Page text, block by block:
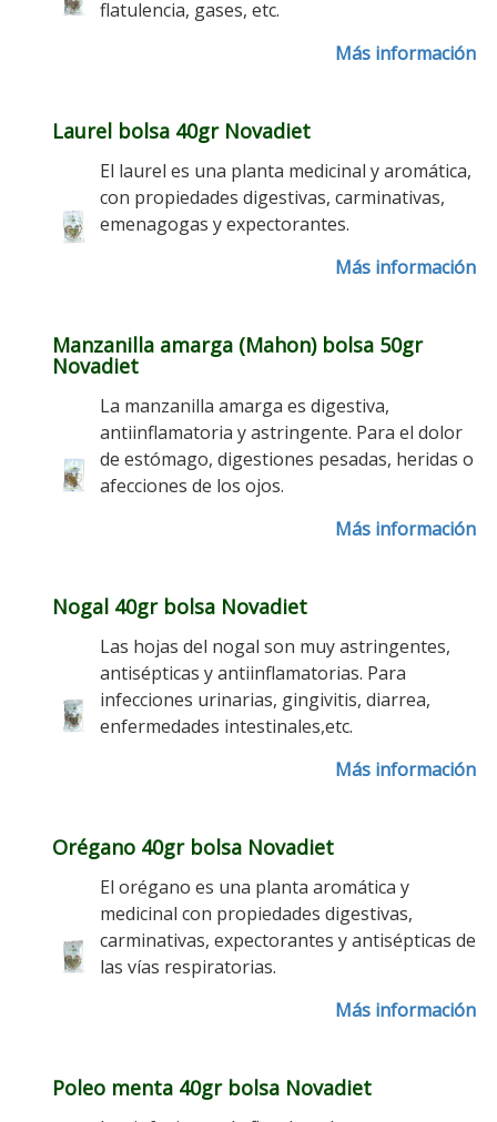
flatulencia, gases, etc.
Más información
Laurel bolsa 40gr Novadiet
El laurel es una planta medicinal y aromática,
con propiedades digestivas, carminativas,
emenagogas y expectorantes.
Más información
Manzanilla amarga (Mahon) bolsa 50gr
Novadiet
La manzanilla amarga es digestiva,
antiinflamatoria y astringente. Para el dolor
de estómago, digestiones pesadas, heridas o
afecciones de los ojos.
Más información
Nogal 40gr bolsa Novadiet
Las hojas del nogal son muy astringentes,
antisépticas y antiinflamatorias. Para
infecciones urinarias, gingivitis, diarrea,
enfermedades intestinales,etc.
Más información
Orégano 40gr bolsa Novadiet
El orégano es una planta aromática y
medicinal con propiedades digestivas,
carminativas, expectorantes y antisépticas de
las vías respiratorias.
Más información
Poleo menta 40gr bolsa Novadiet